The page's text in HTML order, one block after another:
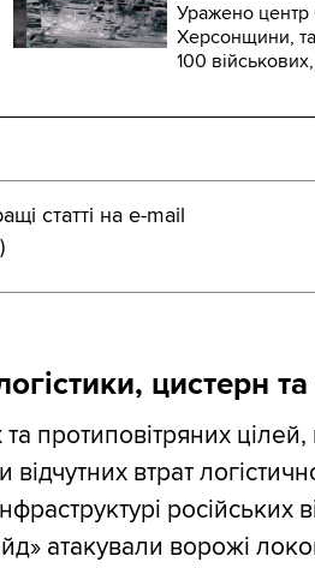
Уражено
Херсонщини,
100
статті на e-mail
цистерн
протиповітряних
відчутних втрат
російських
атакували ворожі